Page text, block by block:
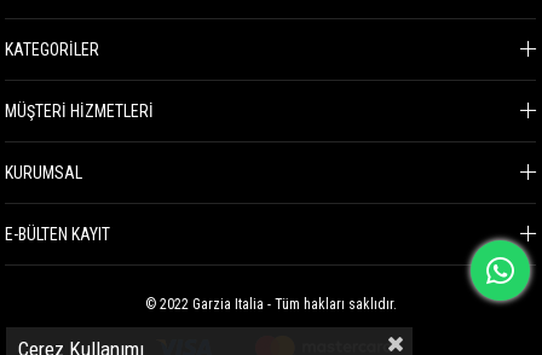
KATEGORİLER
MÜŞTERİ HİZMETLERİ
KURUMSAL
E-BÜLTEN KAYIT
© 2022 Garzia Italia - Tüm hakları saklıdır.
Çerez Kullanımı